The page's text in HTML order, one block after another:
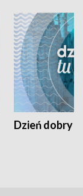
Dzień dobry